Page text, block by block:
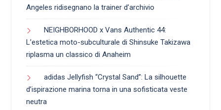
Angeles ridisegnano la trainer d’archivio
NEIGHBORHOOD x Vans Authentic 44:
L’estetica moto-subculturale di Shinsuke Takizawa
riplasma un classico di Anaheim
adidas Jellyfish “Crystal Sand”: La silhouette
d’ispirazione marina torna in una sofisticata veste
neutra